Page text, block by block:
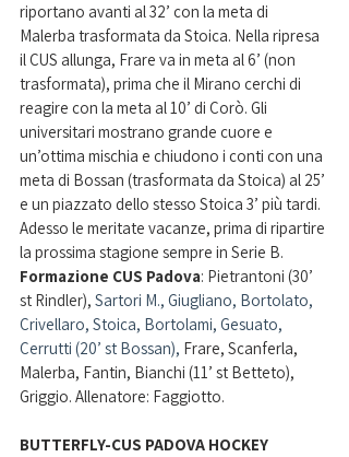
riportano avanti al 32’ con la meta di
Malerba trasformata da Stoica. Nella ripresa
il CUS allunga, Frare va in meta al 6’ (non
trasformata), prima che il Mirano cerchi di
reagire con la meta al 10’ di Corò. Gli
universitari mostrano grande cuore e
un’ottima mischia e chiudono i conti con una
meta di Bossan (trasformata da Stoica) al 25’
e un piazzato dello stesso Stoica 3’ più tardi.
Adesso le meritate vacanze, prima di ripartire
la prossima stagione sempre in Serie B.
Formazione CUS Padova: Pietrantoni (30’
st Rindler), Sartori M., Giugliano, Bortolato,
Crivellaro, Stoica, Bortolami, Gesuato,
Cerrutti (20’ st Bossan), Frare, Scanferla,
Malerba, Fantin, Bianchi (11’ st Betteto),
Griggio. Allenatore: Faggiotto.
BUTTERFLY-CUS PADOVA HOCKEY